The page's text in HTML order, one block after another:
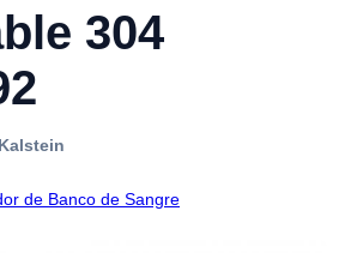
304
de Banco de Sangre